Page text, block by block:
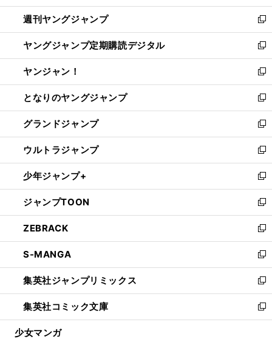
開
く
ウ
で
開
く
ン
ド
ウ
で
開
く
ウ
ィ
ン
ド
ウ
で
開
く
週刊ヤングジャンプ
新
し
い
ウ
ィ
ン
ド
ウ
で
開
く
ヤングジャンプ定期購読デジタル
新
し
い
ウ
ィ
ン
ド
ウ
で
開
く
ヤンジャン！
新
し
い
ウ
ィ
ン
ド
ウ
で
開
く
となりのヤングジャンプ
新
し
い
ウ
ィ
ン
ド
ウ
で
開
く
グランドジャンプ
新
し
い
ウ
ィ
ン
ド
ウ
で
開
く
ウルトラジャンプ
新
し
い
ウ
ィ
ン
ド
ウ
で
開
く
少年ジャンプ+
新
し
い
ウ
ィ
ン
ド
ウ
で
開
く
ジャンプTOON
新
し
い
ウ
ィ
ン
ド
ウ
で
開
ZEBRACK
新
し
い
ウ
ィ
ン
ド
ウ
S-MANGA
新
し
い
ウ
ィ
ン
集英社ジャンプリミックス
新
し
い
ウ
集英社コミック文庫
新
し
少女マンガ